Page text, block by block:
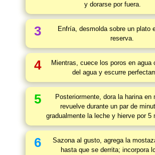
y dorarse por fuera.
3
Enfría, desmolda sobre un plato
reserva.
4
Mientras, cuece los poros en agua
del agua y escurre
5
Posteriormente, dora la harina en
revuelve durante un par de
gradualmente la leche y hierve por 5
6
Sazona al gusto, agrega la
hasta que se derrita; incorpora